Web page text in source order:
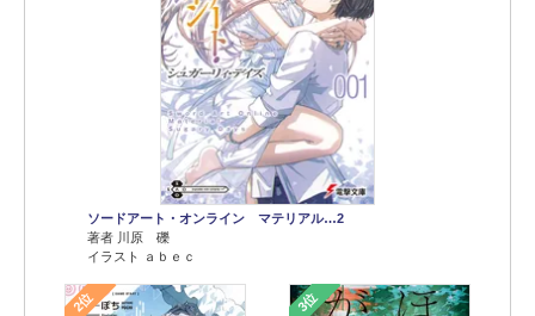
ソードアート・オンライン マテリアル…2
著者 川原 礫
イラスト ａｂｅｃ
2位 3位